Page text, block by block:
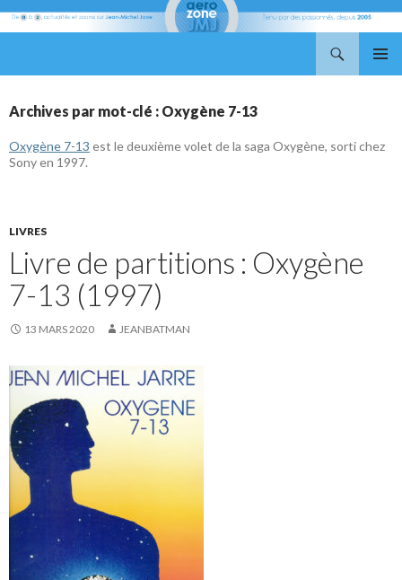
CONTENU
Archives par mot-clé : Oxygène 7-13
Oxygène 7-13 est le deuxième volet de la saga Oxygène, sorti chez
Sony en 1997.
LIVRES
Livre de partitions : Oxygène
7-13 (1997)
13 MARS 2020 JEANBATMAN